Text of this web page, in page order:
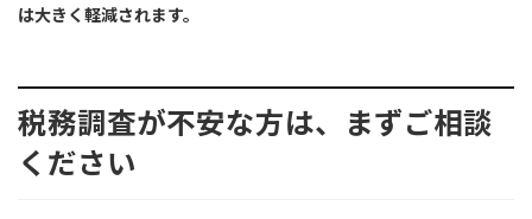
は大きく軽減されます。
税務調査が不安な方は、まずご相談
ください